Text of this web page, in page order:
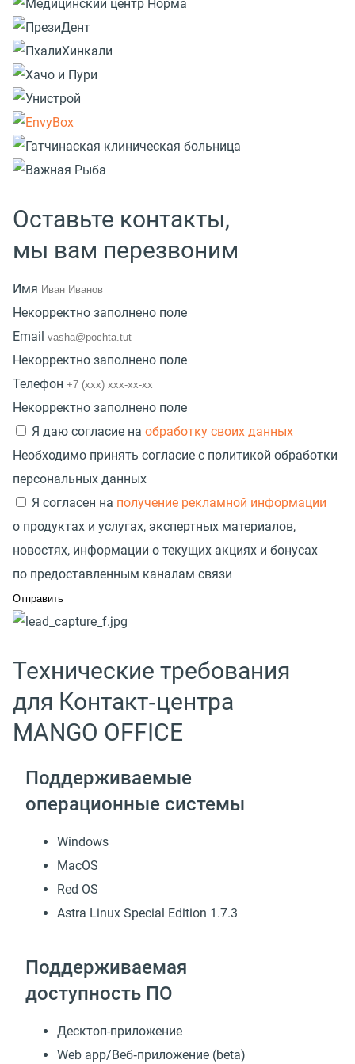
Оставьте контакты,
мы вам перезвоним
Имя
Некорректно заполнено поле
Email
Некорректно заполнено поле
Телефон
Некорректно заполнено поле
Я даю согласие на обработку своих данных
Необходимо принять согласие с политикой обработки
персональных данных
Я согласен на получение рекламной информации
о продуктах и услугах, экспертных материалов,
новостях, информации о текущих акциях и бонусах
по предоставленным каналам связи
Технические требования
для Контакт‑центра
MANGO OFFICE
Поддерживаемые
операционные системы
Windows
MacOS
Red OS
Astra Linux Special Edition 1.7.3
Поддерживаемая
доступность ПО
Десктоп-приложение
Web app/Веб‑приложение (beta)